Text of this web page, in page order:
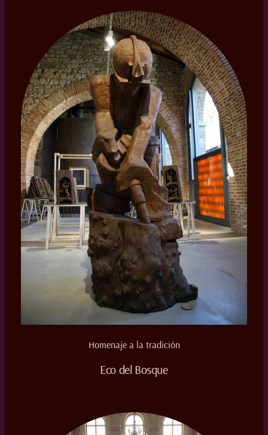
Homenaje a la tradición
Eco del Bosque